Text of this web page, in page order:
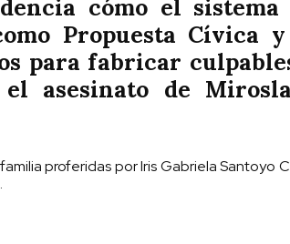
cómo el sistema
Propuesta Cívica
para fabricar
asesinato de
proferidas por Iris Gabriela Santoyo